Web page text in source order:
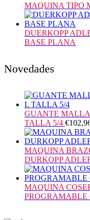
MAQUINA TIPO
DUERKOPP
BASE PLANA
Novedades
GUANTE
TALLA 5/4 €
MAQUINA
DURKOPP
MAQUINA
PROGRAMABLE